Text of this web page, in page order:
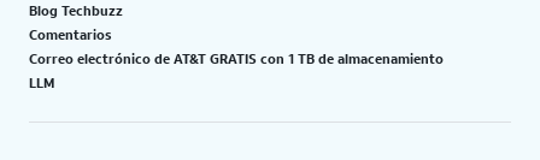
Blog Techbuzz
Comentarios
Correo electrónico de AT&T GRATIS con 1 TB de almacenamiento
LLM